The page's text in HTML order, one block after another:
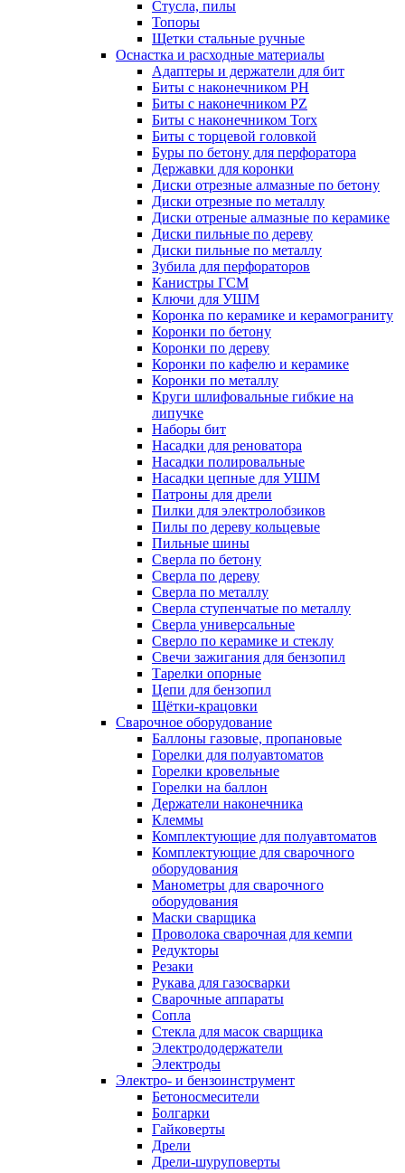
Стусла, пилы
Топоры
Щетки стальные ручные
Оснастка и расходные материалы
Адаптеры и держатели для бит
Биты с наконечником PH
Биты с наконечником PZ
Биты с наконечником Torx
Биты с торцевой головкой
Буры по бетону для перфоратора
Державки для коронки
Диски отрезные алмазные по бетону
Диски отрезные по металлу
Диски отреные алмазные по керамике
Диски пильные по дереву
Диски пильные по металлу
Зубила для перфораторов
Канистры ГСМ
Ключи для УШМ
Коронка по керамике и керамограниту
Коронки по бетону
Коронки по дереву
Коронки по кафелю и керамике
Коронки по металлу
Круги шлифовальные гибкие на
липучке
Наборы бит
Насадки для реноватора
Насадки полировальные
Насадки цепные для УШМ
Патроны для дрели
Пилки для электролобзиков
Пилы по дереву кольцевые
Пильные шины
Сверла по бетону
Сверла по дереву
Сверла по металлу
Сверла ступенчатые по металлу
Сверла универсальные
Сверло по керамике и стеклу
Свечи зажигания для бензопил
Тарелки опорные
Цепи для бензопил
Щётки-крацовки
Сварочное оборудование
Баллоны газовые, пропановые
Горелки для полуавтоматов
Горелки кровельные
Горелки на баллон
Держатели наконечника
Клеммы
Комплектующие для полуавтоматов
Комплектующие для сварочного
оборудования
Манометры для сварочного
оборудования
Маски сварщика
Проволока сварочная для кемпи
Редукторы
Резаки
Рукава для газосварки
Сварочные аппараты
Сопла
Стекла для масок сварщика
Электрододержатели
Электроды
Электро- и бензоинструмент
Бетоносмесители
Болгарки
Гайковерты
Дрели
Дрели-шуруповерты